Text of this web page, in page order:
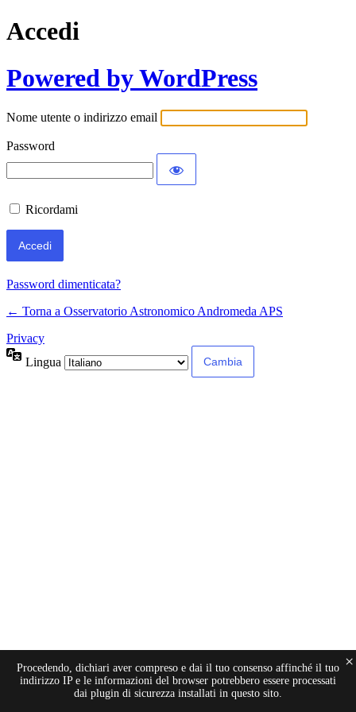
Accedi
Powered by WordPress
Nome utente o indirizzo email
Password
Ricordami
Password dimenticata?
← Torna a Osservatorio Astronomico Andromeda APS
Privacy
Lingua
Procedendo, dichiari aver compreso e dai il tuo consenso affinché il tuo
indirizzo IP e le informazioni del browser potrebbero essere processati
dai plugin di sicurezza installati in questo sito.
×